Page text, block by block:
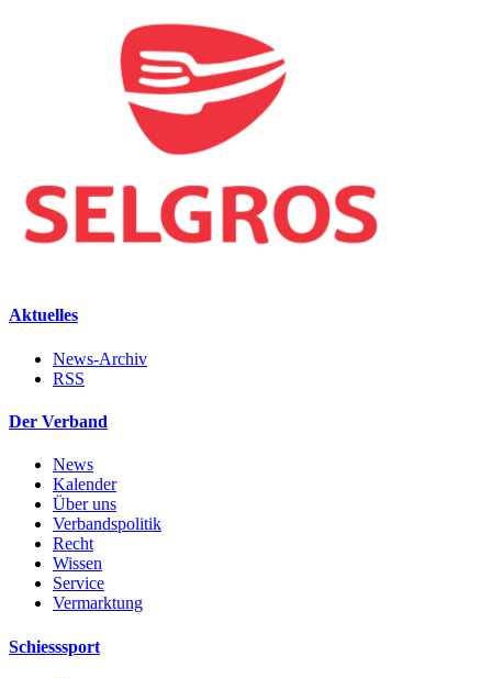
Aktuelles
News-Archiv
RSS
Der Verband
News
Kalender
Über uns
Verbandspolitik
Recht
Wissen
Service
Vermarktung
Schiesssport